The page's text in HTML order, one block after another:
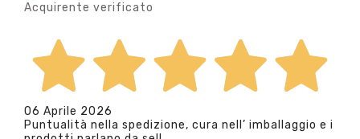
Acquirente verificato
06 Aprile 2026
Puntualità nella spedizione, cura nell’ imballaggio e i